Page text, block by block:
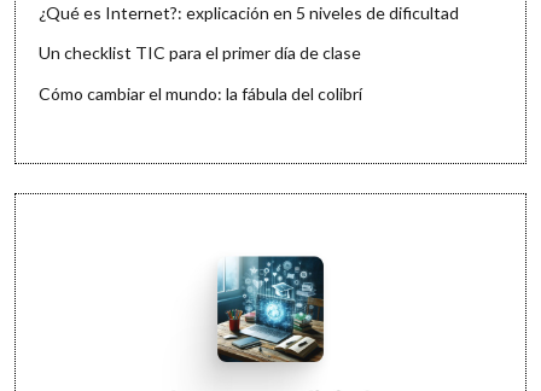
¿Qué es Internet?: explicación en 5 niveles de dificultad
Un checklist TIC para el primer día de clase
Cómo cambiar el mundo: la fábula del colibrí